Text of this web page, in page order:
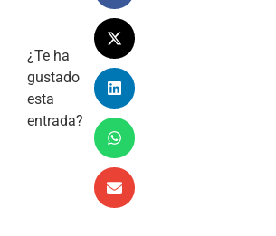
¿Te ha
gustado
esta
entrada?